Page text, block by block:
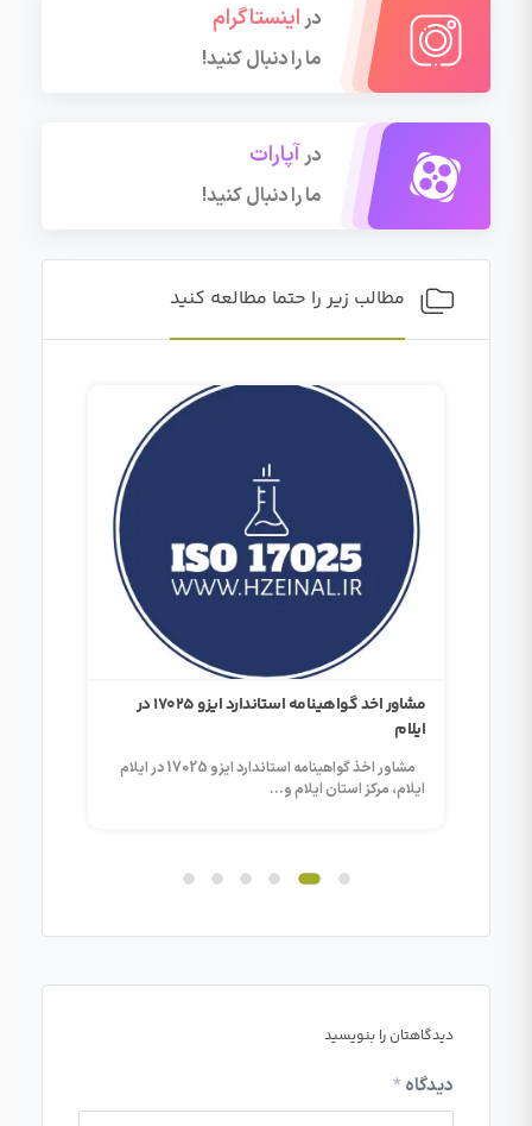
در اینستاگرام
ما را دنبال کنید!
در آپارات
ما را دنبال کنید!
مطالب زیر را حتما مطالعه کنید
مشاور اخد گواهینامه استاندارد ایزو 17025 در
ارومیه
مشاور اخذ گواهینامه استاندارد ایزو 17025 در ارومیه
ارومیه، مرکز استان آذربایجان غربی...
دیدگاهتان را بنویسید
دیدگاه*